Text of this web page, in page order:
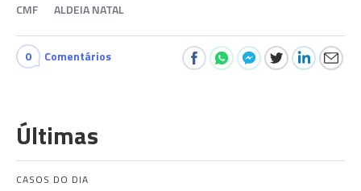
CMF ALDEIA NATAL
0 Comentários
Últimas
CASOS DO DIA